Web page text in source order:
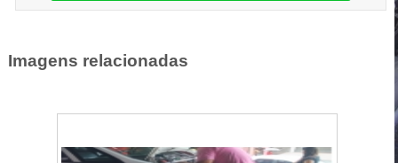
Imagens relacionadas